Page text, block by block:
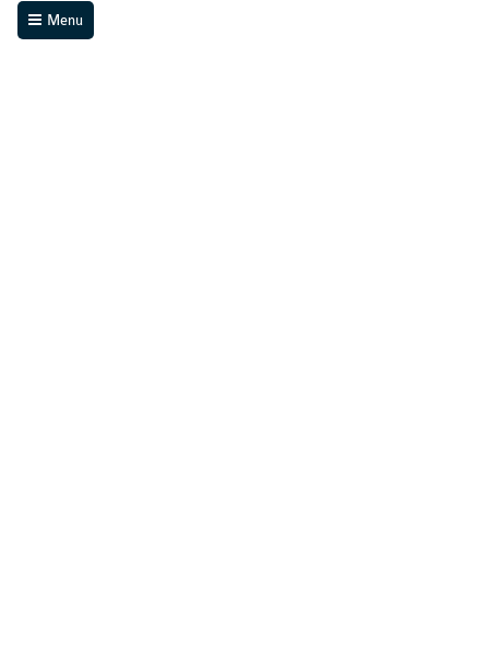
Menu